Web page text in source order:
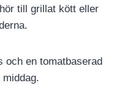
till grillat kött eller
och en tomatbaserad